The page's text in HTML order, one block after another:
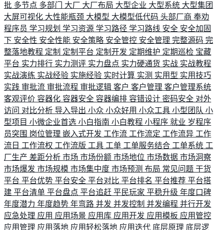
批 多节点 多部门 大厂 大厂布局 大型企业 大型系统 大型集团
大屏可视化 大性能瓶颈 大模型 大模型低代码 头部厂商 奉劝
程序员 学习规划 学习资源 学习路径 学习路线 安全 安全加固
下 安全性 安全性能 安全策略 安全管控 安全管理 完整源码 完
整落地教程 定制 定制平台 定制开发 定期维护 定期巡检 宝藏
平台 实力排行 实力测评 实力盘点 实力硬通货 实战 实战教程
实战演练 实战经验 实施经验 实时计算 实测 实用型 实用技巧
实践 审批流 审批流程 审批逻辑 客户 客户管理 客户管理系统
客观评价 容器化 容器安全 容器编排 容错设计 密码安全 对外
访问 对比分析 导入导出 小众 小众好用 小众工具 小型团队 小
型项目 小微企业首选 小白指南 小白教程 小程序 就业 岁程序
员突围 岗位管理 嵌入式开发 工作流 工作流定 工作流异 工作
流日 工作流权 工作流版 工具 工单 工单服务结合 工单系统 工
厂生产 差距分析 市场 市场份额 市场地位 市场数据 市场洞察
市场爆发 市场规模 市场集中度 市场预测 布局 常见问题 干货
平台 平台优势 平台安全 平台对比 平台排名 平台推荐 平台搭
建 平台清单 平台盘点 平台追赶 平民玩家 平稳升级 年度口碑
年度潜力 年度趋势 年弯路 并发 并发控制 并发编程 并行开发
应急处理 应用 应用场景 应用库 应用开发 应用模板 应用管控
应用管理 应用落地 应用轻松落地 应用迭代 底层原理 底层逻